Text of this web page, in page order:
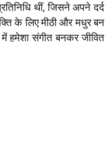
थीं, जिसने अपने दर्द
के लिए मीठी और मधुर बन
में हमेशा संगीत बनकर जीवित